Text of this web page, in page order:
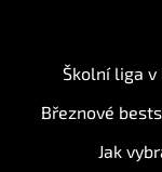
Školní liga v
Březnové
Jak